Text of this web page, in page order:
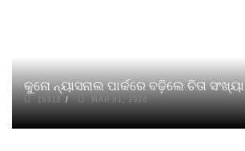
କୁନୋ ନ୍ୟାସନାଲ ପାର୍କରେ ବଢ଼ିଲେ ଚିତା ସଂଖ୍ୟା
15318 MAR 01, 2026